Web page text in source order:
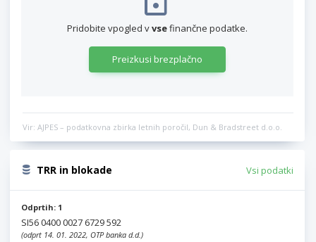
Pridobite vpogled vvsefinančne podatke.
Preizkusi brezplačno
Vir: AJPES – podatkovna zbirka letnih poročil, Dun & Bradstreet d.o.o.
TRR in blokade Vsi podatki
Odprtih: 1
SI56 0400 0027 6729 592
(odprt 14. 01. 2022, OTP banka d.d.)